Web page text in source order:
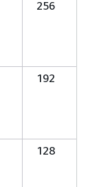
256
192
128